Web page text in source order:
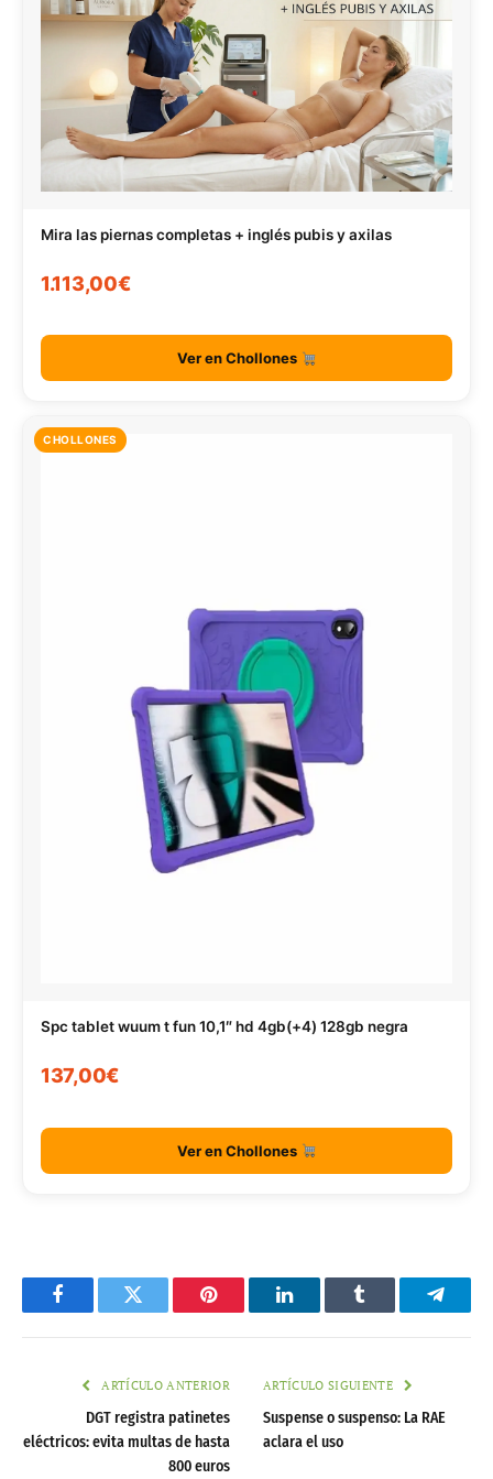
Mira las piernas completas + inglés pubis y axilas
1.113,00€
Ver en Chollones
CHOLLONES
Spc tablet wuum t fun 10,1″ hd 4gb(+4) 128gb negra
137,00€
Ver en Chollones
FacebookTwitter Pinterest LinkedInTumblr
ARTÍCULO ANTERIOR
DGT registra patinetes
eléctricos: evita multas de hasta
800 euros
ARTÍCULO SIGUIENTE
Suspense o suspenso: La RAE
aclara el uso